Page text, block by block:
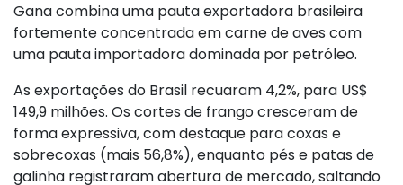
Gana combina uma pauta exportadora brasileira
fortemente concentrada em carne de aves com
uma pauta importadora dominada por petróleo.
As exportações do Brasil recuaram 4,2%, para US$
149,9 milhões. Os cortes de frango cresceram de
forma expressiva, com destaque para coxas e
sobrecoxas (mais 56,8%), enquanto pés e patas de
galinha registraram abertura de mercado, saltando